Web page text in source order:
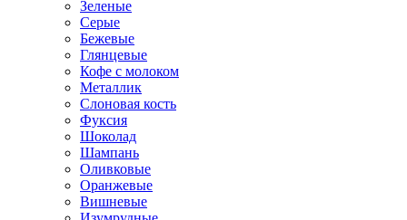
Зеленые
Серые
Бежевые
Глянцевые
Кофе с молоком
Металлик
Слоновая кость
Фуксия
Шоколад
Шампань
Оливковые
Оранжевые
Вишневые